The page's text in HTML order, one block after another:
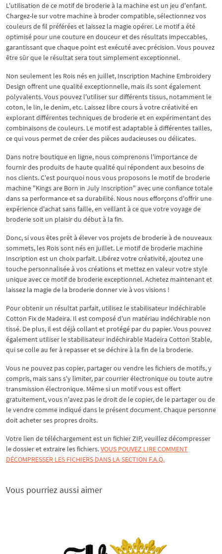
L'utilisation de ce motif de broderie à la machine est un jeu d'enfant.
Chargez-le sur votre machine à broder compatible, sélectionnez vos
couleurs de fil préférées et laissez la magie opérer. Le motif a été
optimisé pour une couture en douceur et des résultats impeccables,
garantissant que chaque point est exécuté avec précision. Vous pouvez
être sûr que le résultat sera tout simplement exceptionnel.
Non seulement les Rois nés en juillet, Inscription Machine Embroidery
Design offrent une qualité exceptionnelle, mais ils sont également
polyvalents. Vous pouvez l'utiliser sur différents tissus, notamment le
coton, le lin, le denim, etc. Laissez libre cours à votre créativité en
explorant différentes techniques de broderie et en expérimentant des
combinaisons de couleurs. Le motif est adaptable à différentes tailles,
ce qui vous permet de créer des pièces audacieuses ou délicates.
Dans notre boutique en ligne, nous comprenons l'importance de
fournir des produits de haute qualité qui répondent aux besoins de
nos clients. C'est pourquoi nous vous proposons le motif de broderie
machine "Kings are Born in July Inscription" avec une confiance totale
dans sa performance et sa durabilité. Nous nous efforçons d'offrir une
expérience d'achat sans faille, en veillant à ce que votre voyage de
broderie soit un plaisir du début à la fin.
Donc, si vous êtes prêt à élever vos projets de broderie à de nouveaux
sommets, les Rois sont nés en juillet. Le motif de broderie machine
Inscription est un choix parfait. Libérez votre créativité, ajoutez une
touche personnalisée à vos créations et mettez en valeur votre style
unique avec ce motif de broderie exceptionnel. Achetez maintenant et
laissez la magie de la broderie donner vie à vos visions !
Pour obtenir un résultat parfait, utilisez le stabilisateur indéchirable
Cotton Fix de Madeira. Il est composé d'un matériau indéchirable non
tissé. De plus, il est déjà collant et protégé par du papier. Vous pouvez
également utiliser le stabilisateur indéchirable Madeira Cotton Stable,
qui se colle au fer à repasser et se déchire à la fin de la broderie.
Vous ne pouvez pas copier, partager ou vendre les fichiers de motifs, y
compris, mais sans s'y limiter, par courrier électronique ou toute autre
transmission électronique. Même si un motif vous est offert
gratuitement, vous n'avez pas le droit de le copier, de le partager ou de
le vendre comme indiqué dans le présent document. Chaque personne
doit acheter ses propres droits.
Votre lien de téléchargement est un fichier ZIP, veuillez décompresser
le dossier et extraire les fichiers.VOUS POUVEZ LIRE COMMENT
DÉCOMPRESSER LES FICHIERS DANS LA SECTION F.A.Q.
Vous pourriez aussi aimer